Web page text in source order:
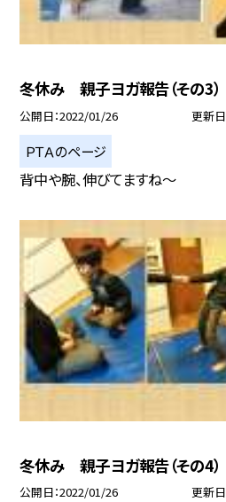
冬休み 親子ヨガ報告（その3）
公開日 2022/01/26 更新日
ＰＴＡのページ
背中や腕、伸びてますね〜
冬休み 親子ヨガ報告（その4）
公開日 2022/01/26 更新日